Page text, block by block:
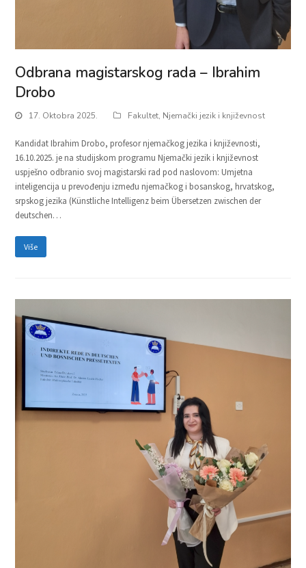
Odbrana magistarskog rada – Ibrahim
Drobo
17. Oktobra 2025. Fakultet, Njemački jezik i književnost
Kandidat Ibrahim Drobo, profesor njemačkog jezika i književnosti,
16.10.2025. je na studijskom programu Njemački jezik i književnost
uspješno odbranio svoj magistarski rad pod naslovom: Umjetna
inteligencija u prevođenju između njemačkog i bosanskog, hrvatskog,
srpskog jezika (Künstliche Intelligenz beim Übersetzen zwischen der
deutschen…
Više